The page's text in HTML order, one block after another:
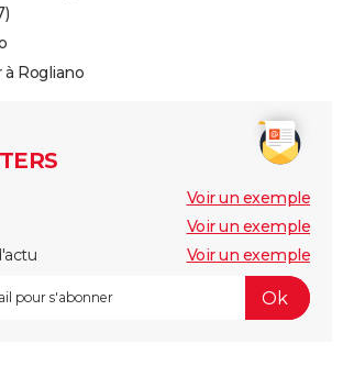
Rogliano
Voir un exemple
Voir un exemple
Voir un exemple